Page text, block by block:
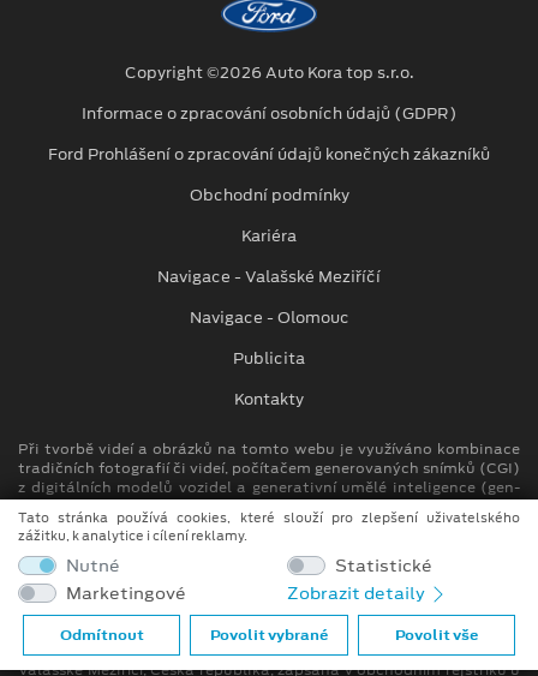
Copyright ©2026 Auto Kora top s.r.o.
Informace o zpracování osobních údajů (GDPR)
Ford Prohlášení o zpracování údajů konečných zákazníků
Obchodní podmínky
Kariéra
Navigace - Valašské Meziříčí
Navigace - Olomouc
Publicita
Kontakty
Při tvorbě videí a obrázků na tomto webu je využíváno kombinace
tradičních fotografií či videí, počítačem generovaných snímků (CGI)
z digitálních modelů vozidel a generativní umělé inteligence (gen-
Auto Kora top s.r.o.
M. Alše 780, Krásno nad Bečvou
757 01 Valašské Meziříčí
info.vm@autokora.cz
Společnost se sídlem M. Alše 780, Krásno nad Bečvou, 757 01
Valašské Meziříčí, Česká republika, zapsána v obchodním rejstříku u
Tato stránka používá cookies, které slouží pro zlepšení uživatelského
zážitku, k analytice i cílení reklamy.
Nutné
Statistické
Marketingové
Zobrazit detaily
Odmítnout Povolit vybrané Povolit vše